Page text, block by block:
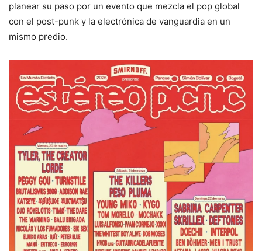
planear su paso por un evento que mezcla el pop global
con el post-punk y la electrónica de vanguardia en un
mismo predio.